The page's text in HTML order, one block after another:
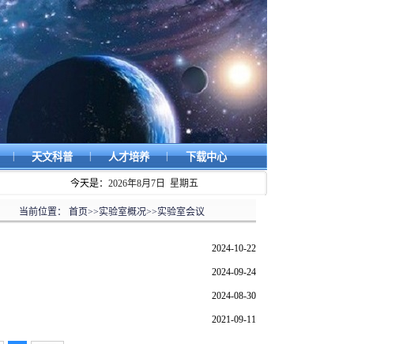
| 天文科普 | 人才培养 | 下载中心
今天是： 2026年8月7日 星期五
当前位置： 首页>>实验室概况>>实验室会议
2024-10-22
2024-09-24
2024-08-30
2021-09-11